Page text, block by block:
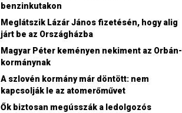
benzinkutakon
Meglátszik Lázár János fizetésén, hogy alig
járt be az Országházba
Magyar Péter keményen nekiment az Orbán-
kormánynak
A szlovén kormány már döntött: nem
kapcsolják le az atomerőművet
Ők biztosan megússzák a ledolgozós